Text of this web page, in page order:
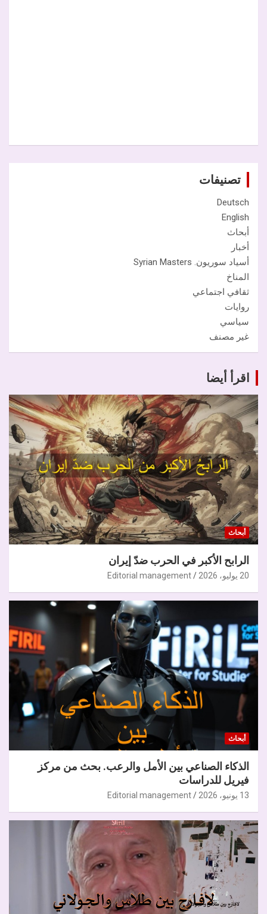
تصنيفات
Deutsch
English
أبحاث
أخبار
أسياد سوريون. Syrian Masters
المناخ
ثقافي اجتماعي
روايات
سياسي
غير مصنف
اقرأ أيضا
أبحاث
الرابح الأكبر في الحرب ضدّ إيران
20 يوليو، 2026 Editorial management
أبحاث
الذكاء الصناعي بين الأمل والرعب. بحث من مركز
فيريل للدراسات
13 يونيو، 2026 Editorial management